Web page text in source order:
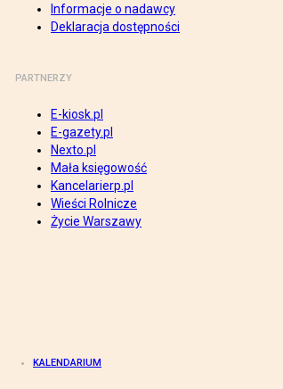
Informacje o nadawcy
Deklaracja dostępności
PARTNERZY
E-kiosk.pl
E-gazety.pl
Nexto.pl
Mała księgowość
Kancelarierp.pl
Wieści Rolnicze
Życie Warszawy
KALENDARIUM